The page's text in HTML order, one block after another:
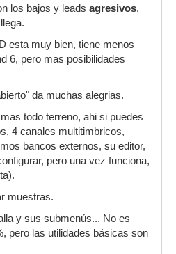
los bajos y leads agresivos,
esta muy bien, tiene menos
6, pero mas posibilidades
da muchas alegrias.
todo terreno, ahi si puedes
4 canales multitimbricos,
bancos externos, su editor,
pero una vez funciona,
muestras.
y sus submenús... No es
pero las utilidades básicas son